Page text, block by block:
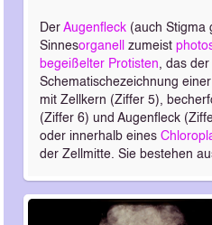
DerAugenfleck (auch Stigma
Sinnesorganell zumeist
begeißelter Protisten, das der
Schematischezeichnung
mit Zellkern (Ziffer 5),
(Ziffer 6) und Augenfleck
oder innerhalb eines
der Zellmitte. Sie bestehen